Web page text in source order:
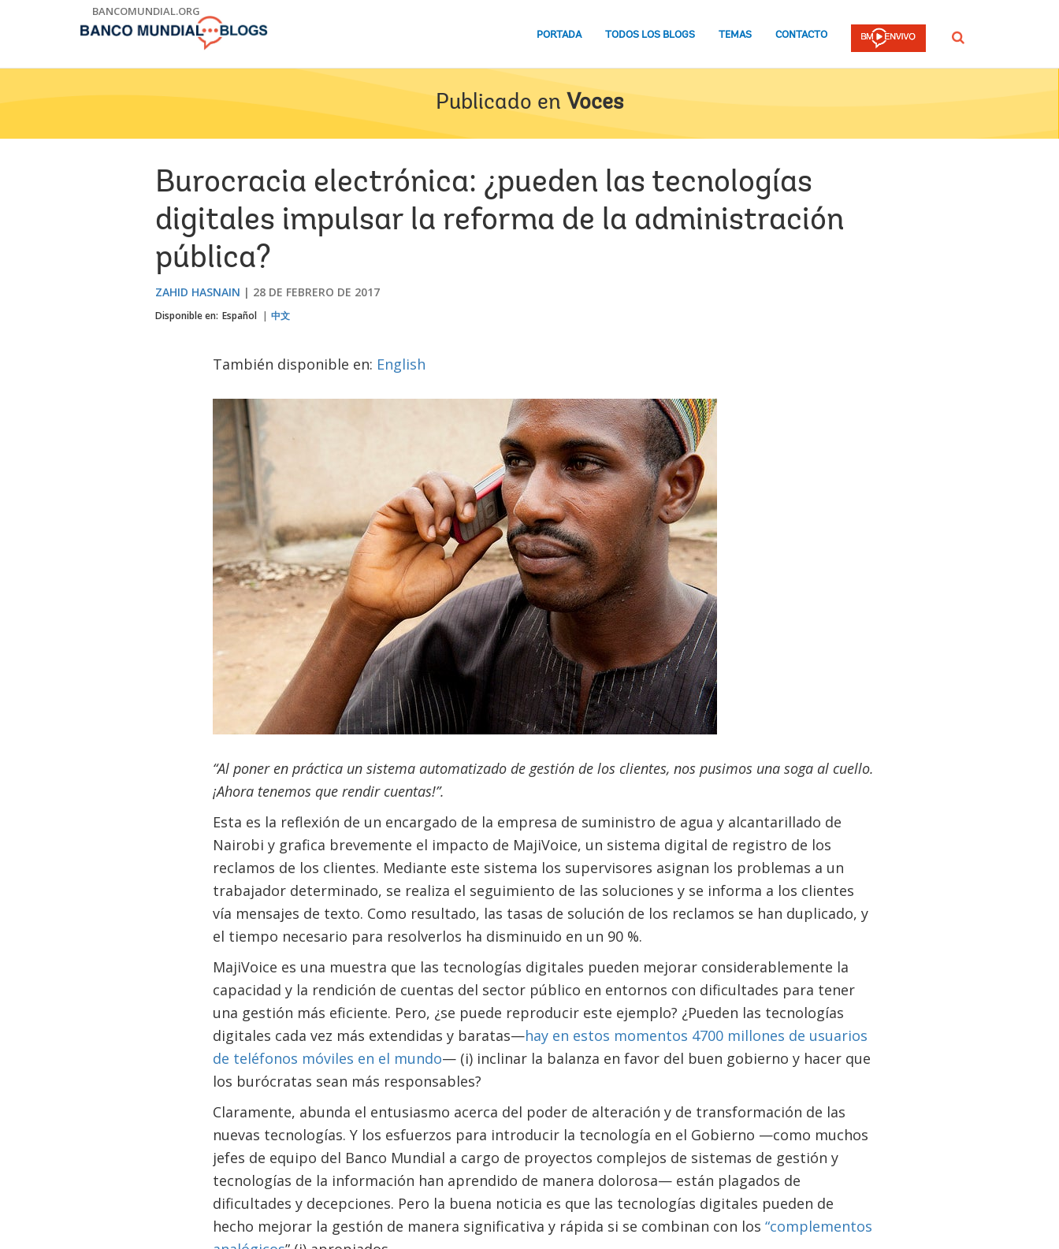
BANCOMUNDIAL.ORG
PORTADA TODOS LOS BLOGS TEMAS CONTACTO Buscar
Publicado en Voces
Burocracia electrónica: ¿pueden las tecnologías
digitales impulsar la reforma de la administración
pública?
ZAHID HASNAIN 28 DE FEBRERO DE 2017
Disponible en: Español 中文
También disponible en: English
“Al poner en práctica un sistema automatizado de gestión de los clientes, nos pusimos una soga al cuello.
¡Ahora tenemos que rendir cuentas!”.
Esta es la reflexión de un encargado de la empresa de suministro de agua y alcantarillado de
Nairobi y grafica brevemente el impacto de MajiVoice, un sistema digital de registro de los
reclamos de los clientes. Mediante este sistema los supervisores asignan los problemas a un
trabajador determinado, se realiza el seguimiento de las soluciones y se informa a los clientes
vía mensajes de texto. Como resultado, las tasas de solución de los reclamos se han duplicado, y
el tiempo necesario para resolverlos ha disminuido en un 90 %.
MajiVoice es una muestra que las tecnologías digitales pueden mejorar considerablemente la
capacidad y la rendición de cuentas del sector público en entornos con dificultades para tener
una gestión más eficiente. Pero, ¿se puede reproducir este ejemplo? ¿Pueden las tecnologías
digitales cada vez más extendidas y baratas—hay en estos momentos 4700 millones de usuarios
de teléfonos móviles en el mundo— (i) inclinar la balanza en favor del buen gobierno y hacer que
los burócratas sean más responsables?
Claramente, abunda el entusiasmo acerca del poder de alteración y de transformación de las
nuevas tecnologías. Y los esfuerzos para introducir la tecnología en el Gobierno —como muchos
jefes de equipo del Banco Mundial a cargo de proyectos complejos de sistemas de gestión y
tecnologías de la información han aprendido de manera dolorosa— están plagados de
dificultades y decepciones. Pero la buena noticia es que las tecnologías digitales pueden de
hecho mejorar la gestión de manera significativa y rápida si se combinan con los “complementos